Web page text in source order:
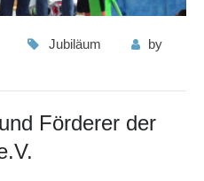
Jubiläum
by
Förderer der